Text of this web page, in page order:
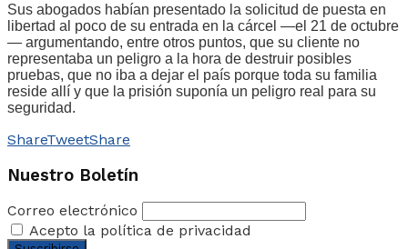
Sus abogados habían presentado la solicitud de puesta en
libertad al poco de su entrada en la cárcel —el 21 de octubre
— argumentando, entre otros puntos, que su cliente no
representaba un peligro a la hora de destruir posibles
pruebas, que no iba a dejar el país porque toda su familia
reside allí y que la prisión suponía un peligro real para su
seguridad.
ShareTweetShare
Nuestro Boletín
Correo electrónico
Acepto la política de privacidad